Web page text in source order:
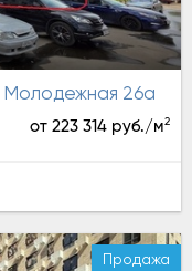
Молодежная 26а
от 223 314 руб./м2
Продажа